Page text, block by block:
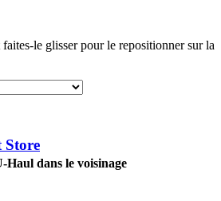
le glisser pour le repositionner sur la
Store
Haul dans le voisinage